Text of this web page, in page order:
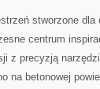
stworzone
centrum
z precyzją
na betonowej